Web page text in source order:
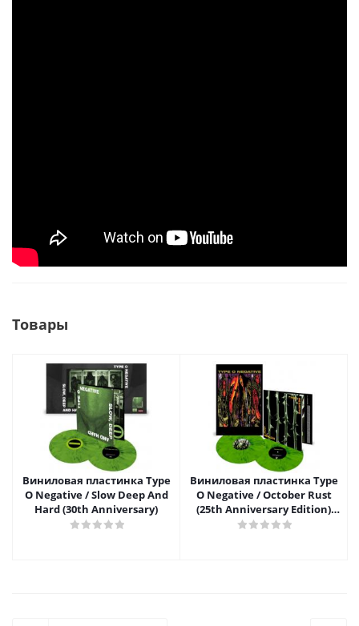
Товары
Виниловая пластинка Type
O Negative / Slow Deep And
Hard (30th Anniversary)
Виниловая пластинка Type
O Negative / October Rust
(25th Anniversary Edition)
(Coloured Vinyl)(2LP)